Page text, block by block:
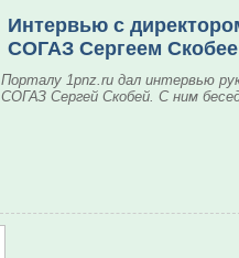
Интервью с
СОГАЗ Сергеем
Порталу 1pnz.ru дал интервью
СОГАЗ Сергей Скобей. С ним